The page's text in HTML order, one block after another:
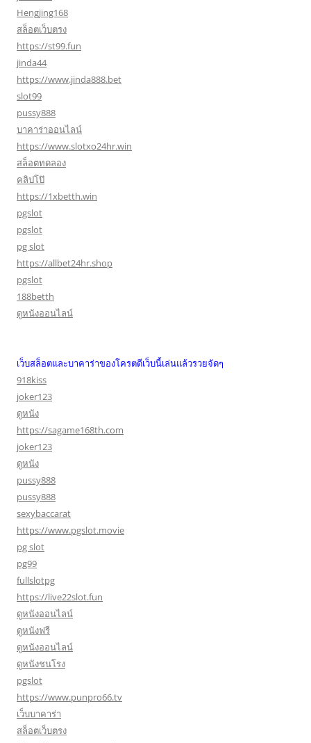
Hengjing168
สล็อตเว็บตรง
https://st99.fun
jinda44
https://www.jinda888.bet
slot99
pussy888
บาคาร่าออนไลน์
https://www.slotxo24hr.win
สล็อตทดลอง
คลิปโป๊
https://1xbetth.win
pgslot
pgslot
pg slot
https://allbet24hr.shop
pgslot
188betth
ดูหนังออนไลน์
เว็บสล็อตและบาคาร่าของโครตดีเว็บนี้เล่นแล้วรวยจัดๆ
918kiss
joker123
ดูหนัง
https://sagame168th.com
joker123
ดูหนัง
pussy888
pussy888
sexybaccarat
https://www.pgslot.movie
pg slot
pg99
fullslotpg
https://live22slot.fun
ดูหนังออนไลน์
ดูหนังฟรี
ดูหนังออนไลน์
ดูหนังชนโรง
pgslot
https://www.punpro66.tv
เว็บบาคาร่า
สล็อตเว็บตรง